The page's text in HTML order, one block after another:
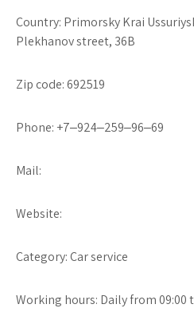
Country: Primorsky Krai
Plekhanov street, 36B
Zip code: 692519
Phone: +7‒924‒259‒96‒69
Mail:
Website:
Category: Car service
Working hours: Daily from 09:00